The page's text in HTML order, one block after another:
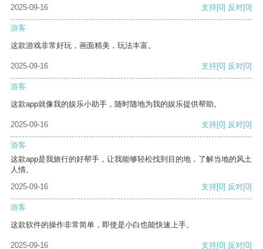
2025-09-16
支持[0] 反对[0]
游客
这款游戏非常好玩，画面精美，玩法丰富。
2025-09-16 支持[0] 反对[0]
游客
这款app就像我的娱乐小助手，随时随地为我的娱乐提供帮助。
2025-09-16 支持[0] 反对[0]
游客
这款app是我旅行的好帮手，让我能够轻松找到目的地，了解当地的风土
人情。
2025-09-16
支持[0] 反对[0]
游客
这款软件的操作非常简单，即使是小白也能快速上手。
2025-09-16 支持[0] 反对[0]